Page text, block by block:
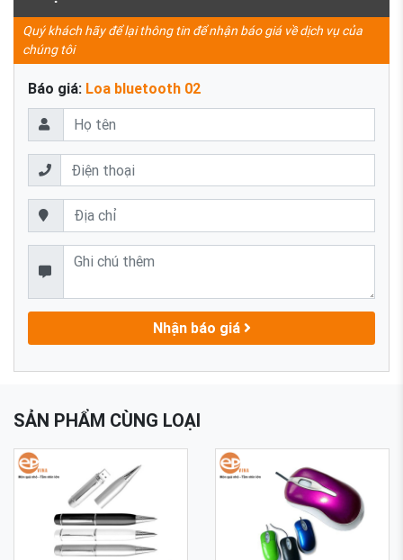
Quý khách hãy để lại thông tin để nhận báo giá về dịch vụ của
chúng tôi
Báo giá: Loa bluetooth 02
Nhận báo giá
SẢN PHẨM CÙNG LOẠI